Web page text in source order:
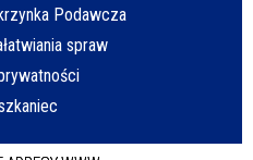
Podawcza
spraw